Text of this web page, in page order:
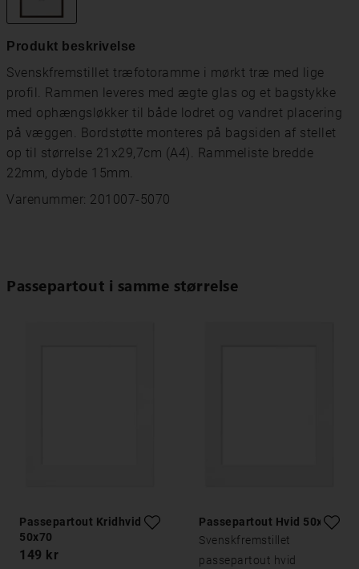
Produkt beskrivelse
Svenskfremstillet træfotoramme i mørkt træ med lige
profil. Rammen leveres med ægte glas og et bagstykke
med ophængsløkker til både lodret og vandret placering
på væggen. Bordstøtte monteres på bagsiden af ​​stellet
op til størrelse 21x29,7cm (A4). Rammeliste bredde
22mm, dybde 15mm.
Varenummer: 201007-5070
Passepartout i samme størrelse
Passepartout Kridhvid
50x70
149 kr
Passepartout Hvid 50x70
Svenskfremstillet
passepartout hvid